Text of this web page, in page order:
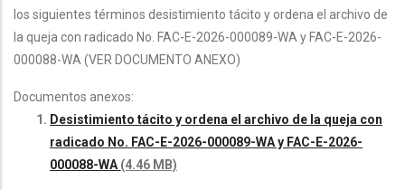
los siguientes términos desistimiento tácito y ordena el archivo de
la queja con radicado No. FAC-E-2026-000089-WA y FAC-E-2026-
000088-WA (VER DOCUMENTO ANEXO)
Documentos anexos:
Desistimiento tácito y ordena el archivo de la queja con
radicado No. FAC-E-2026-000089-WA y FAC-E-2026-
000088-WA (4.46 MB)